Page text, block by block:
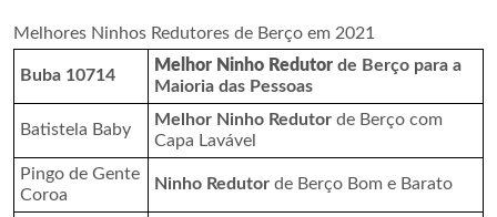
Melhores Ninhos Redutores de Berço em 2021
Buba 10714
Melhor Ninho Redutor de Berço para a
Maioria das Pessoas
Batistela Baby
Melhor Ninho Redutor de Berço com
Capa Lavável
Pingo de Gente
Coroa
Ninho Redutor de Berço Bom e Barato